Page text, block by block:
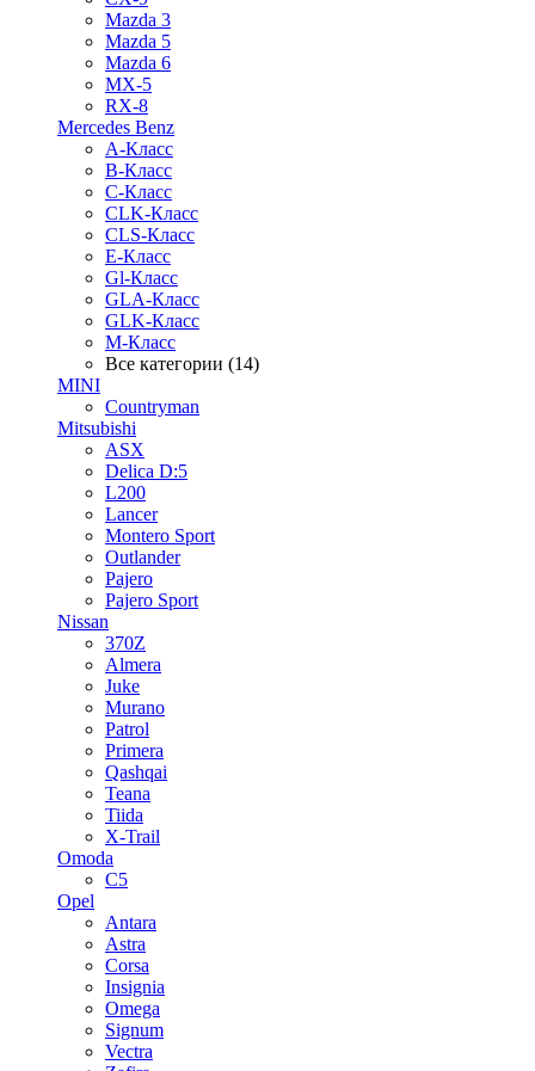
Mazda 3
Mazda 5
Mazda 6
MX-5
RX-8
Mercedes Benz
A-Класс
B-Класс
C-Класс
CLK-Класс
CLS-Класс
E-Класс
Gl-Класс
GLA-Класс
GLK-Класс
M-Класс
Все категории (14)
MINI
Countryman
Mitsubishi
ASX
Delica D:5
L200
Lancer
Montero Sport
Outlander
Pajero
Pajero Sport
Nissan
370Z
Almera
Juke
Murano
Patrol
Primera
Qashqai
Teana
Tiida
X-Trail
Omoda
C5
Opel
Antara
Astra
Corsa
Insignia
Omega
Signum
Vectra